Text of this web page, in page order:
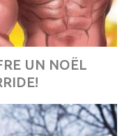
UN NOËL